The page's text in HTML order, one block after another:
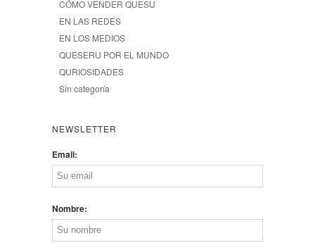
CÓMO VENDER QUESU
EN LAS REDES
EN LOS MEDIOS
QUESERU POR EL MUNDO
QURIOSIDADES
Sin categoría
NEWSLETTER
Email:
Nombre: